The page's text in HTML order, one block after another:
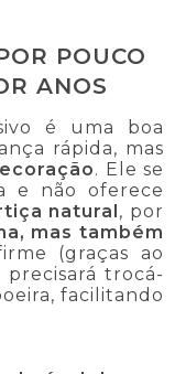
POUCO
ANOS
é uma boa
rápida, mas
. Ele se
e não oferece
natural, por
mas também
(graças ao
trocá-
facilitando